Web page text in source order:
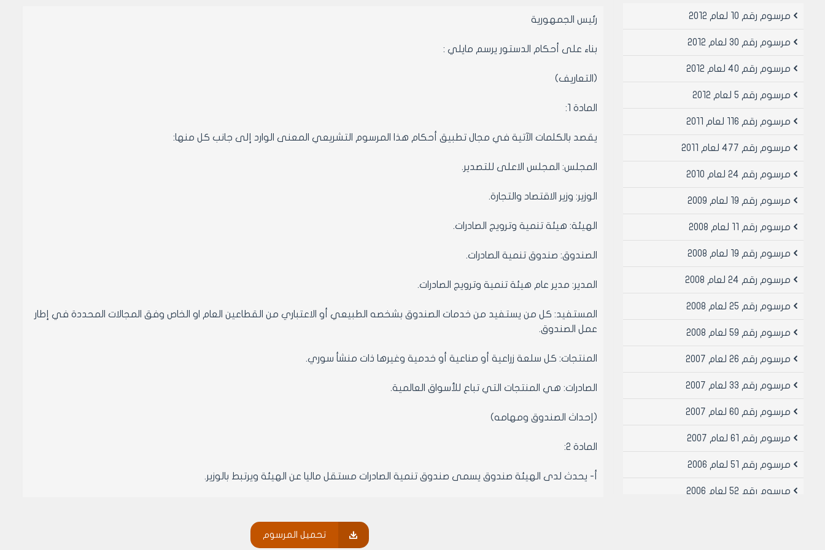
رئيس الجمهورية
بناء على أحكام الدستور يرسم مايلي :
(التعاريف)
المادة 1:
يقصد بالكلمات الآتية في مجال تطبيق أحكام هذا المرسوم التشريعي المعنى الوارد إلى جانب كل منها:
المجلس: المجلس الاعلى للتصدير.
الوزير: وزير الاقتصاد والتجارة.
الهيئة: هيئة تنمية وترويج الصادرات.
الصندوق: صندوق تنمية الصادرات.
المدير: مدير عام هيئة تنمية وترويج الصادرات.
المستفيد: كل من يستفيد من خدمات الصندوق بشخصه الطبيعي أو الاعتباري من القطاعين العام او الخاص وفق المجالات المحددة في إطار
عمل الصندوق.
المنتجات: كل سلعة زراعية أو صناعية أو خدمية وغيرها ذات منشأ سوري.
الصادرات: هي المنتجات التي تباع للأسواق العالمية.
(إحداث الصندوق ومهامه)
المادة 2:
أ- يحدث لدى الهيئة صندوق يسمى صندوق تنمية الصادرات مستقل ماليا عن الهيئة ويرتبط بالوزير.
تحميل المرسوم
مرسوم رقم 10 لعام 2012
مرسوم رقم 30 لعام 2012
مرسوم رقم 40 لعام 2012
مرسوم رقم 5 لعام 2012
مرسوم رقم 116 لعام 2011
مرسوم رقم 477 لعام 2011
مرسوم رقم 24 لعام 2010
مرسوم رقم 19 لعام 2009
مرسوم رقم 11 لعام 2008
مرسوم رقم 19 لعام 2008
مرسوم رقم 24 لعام 2008
مرسوم رقم 25 لعام 2008
مرسوم رقم 59 لعام 2008
مرسوم رقم 26 لعام 2007
مرسوم رقم 33 لعام 2007
مرسوم رقم 60 لعام 2007
مرسوم رقم 61 لعام 2007
مرسوم رقم 51 لعام 2006
مرسوم رقم 52 لعام 2006